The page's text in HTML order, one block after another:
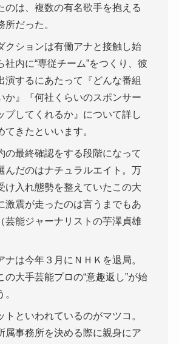
のは、複数の有名歌手を抱える
所だった。
クションは有働アナと接触し始
社内に“専従チーム”をつくり、彼
演するにあたって『どんな番組
か』『何社くらいのスポンサー
プしてくれるか』について詳し
てきたといいます。
の最終確認をする段階になって
んだのはナチュラルエイト。万
け入れ態勢を整えていたこの大
激震が走ったのは言うまでもあ
芸能ジャーナリストの芋澤貞雄
ナは今年３月にＮＨＫを退局。
の大手芸能プロの“意趣返し”が始
トといわれているのがマツコ。
属事務所を決める際に親身にア